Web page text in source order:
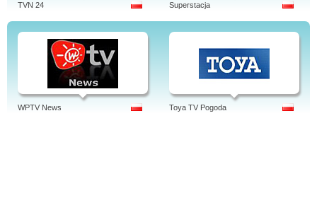
TVN 24 Superstacja
WPTV News Toya TV Pogoda